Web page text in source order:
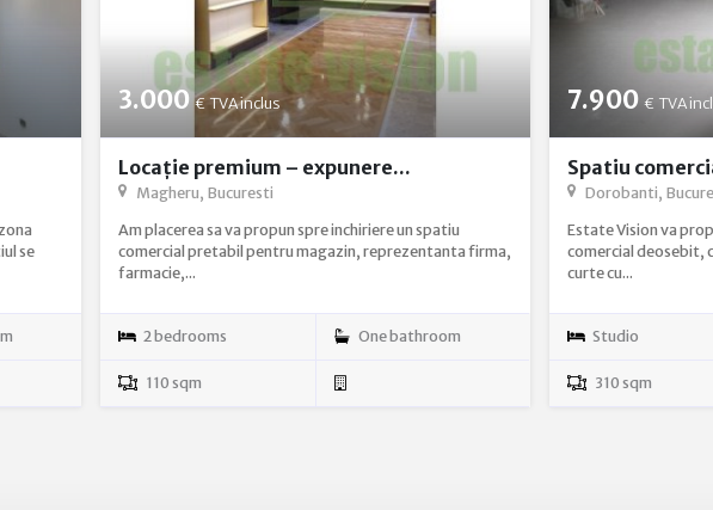
se
3.000€ TVA inclus
Locație premium – expunere...
Magheru, Bucuresti
Am placerea sa va propun spre inchiriere un spatiu
comercial pretabil pentru magazin, reprezentanta firma,
farmacie,...
2 bedrooms One bathroom
110 sqm
7.900 € TVA
Spatiu
Dorobanti,
Estate Vision va
comercial deosebit,
curte cu...
Studio
310 sqm